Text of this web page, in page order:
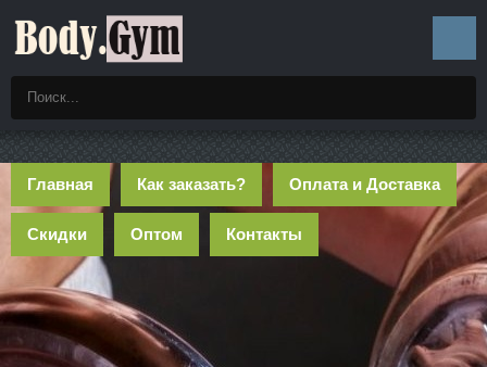
Главная Как заказать? Оплата и Доставка
Скидки Оптом Контакты